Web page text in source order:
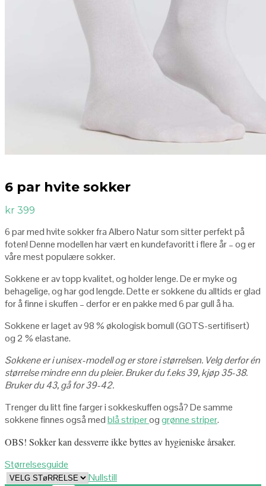
6 par hvite sokker
kr 399
6 par med hvite sokker fra Albero Natur som sitter perfekt på
foten! Denne modellen har vært en kundefavoritt i flere år – og er
våre mest populære sokker.
Sokkene er av topp kvalitet, og holder lenge. De er myke og
behagelige, og har god lengde. Dette er sokkene du alltids er glad
for å finne i skuffen – derfor er en pakke med 6 par gull å ha.
Sokkene er laget av 98 % økologisk bomull (GOTS-sertifisert)
og 2 % elastane.
Sokkene er i unisex-modell og er store i størrelsen. Velg derfor én
størrelse mindre enn du pleier. Bruker du f.eks 39, kjøp 35-38.
Bruker du 43, gå for 39-42.
Trenger du litt fine farger i sokkeskuffen også? De samme
sokkene finnes også medblå striperoggrønne striper.
OBS! Sokker kan dessverre ikke byttes av hygieniske årsaker.
Størrelsesguide
Nullstill